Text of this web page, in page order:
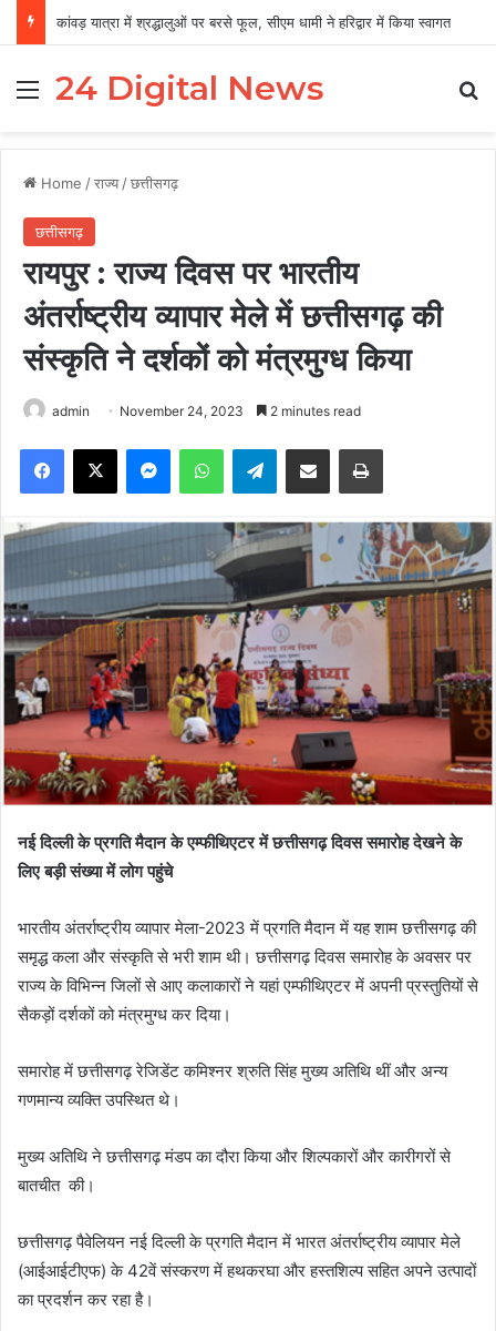
कांवड़ यात्रा में श्रद्धालुओं पर बरसे फूल, सीएम धामी ने हरिद्वार में किया स्वागत
Menu
24 Digital News
Home /राज्य /छत्तीसगढ़
छत्तीसगढ़
रायपुर : राज्य दिवस पर भारतीय
अंतर्राष्ट्रीय व्यापार मेले में छत्तीसगढ़ की
संस्कृति ने दर्शकों को मंत्रमुग्ध किया
admin November 24, 2023 2 minutes read
Facebook
X MessengerWhatsAppTelegramShare via Email Print
नई दिल्ली के प्रगति मैदान के एम्फीथिएटर में छत्तीसगढ़ दिवस समारोह देखने के
लिए बड़ी संख्या में लोग पहुंचे
भारतीय अंतर्राष्ट्रीय व्यापार मेला-2023 में प्रगति मैदान में यह शाम छत्तीसगढ़ की
समृद्ध कला और संस्कृति से भरी शाम थी। छत्तीसगढ़ दिवस समारोह के अवसर पर
राज्य के विभिन्न जिलों से आए कलाकारों ने यहां एम्फीथिएटर में अपनी प्रस्तुतियों से
सैकड़ों दर्शकों को मंत्रमुग्ध कर दिया।
समारोह में छत्तीसगढ़ रेजिडेंट कमिश्नर श्रुति सिंह मुख्य अतिथि थीं और अन्य
गणमान्य व्यक्ति उपस्थित थे।
मुख्य अतिथि ने छत्तीसगढ़ मंडप का दौरा किया और शिल्पकारों और कारीगरों से
बातचीत की।
छत्तीसगढ़ पैवेलियन नई दिल्ली के प्रगति मैदान में भारत अंतर्राष्ट्रीय व्यापार मेले
(आईआईटीएफ) के 42वें संस्करण में हथकरघा और हस्तशिल्प सहित अपने उत्पादों
का प्रदर्शन कर रहा है।